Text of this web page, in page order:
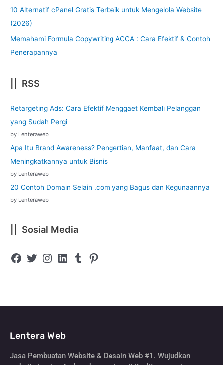
10 Alternatif cPanel Gratis Terbaik untuk Mengelola Website
(2026)
Memahami Formula Copywriting ACCA : Cara Efektif & Contoh
Penerapannya
|| RSS
Retargeting Ads: Cara Efektif Menggaet Kembali Pelanggan
yang Sudah Pergi
by Lenteraweb
Apa Itu Brand Awareness? Pengertian, Manfaat, dan Cara
Meningkatkannya untuk Bisnis
by Lenteraweb
20 Contoh Domain Selain .com yang Bagus dan Kegunaannya
by Lenteraweb
|| Sosial Media
Lentera Web
Jasa Pembuatan Website & Desain Web #1. Wujudkan